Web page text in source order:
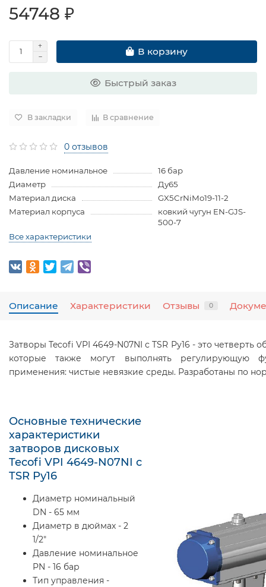
54748 ₽
В корзину
Быстрый заказ
В закладки В сравнение
0 отзывов
Давление номинальное
16 бар
Диаметр
Ду65
Материал диска
GX5CrNiMo19-11-2
Материал корпуса
ковкий чугун EN-GJS-
500-7
Все характеристики
Описание Характеристики Отзывы 0
Затворы Tecofi VPI 4649-N07NI с TSR Ру16 - это четверть
которые также могут выполнять регулирующую
применения: чистые невязкие среды. Разработаны по
Основные технические
характеристики
затворов дисковых
Tecofi VPI 4649-N07NI с
TSR Ру16
Диаметр номинальный
DN - 65 мм
Диаметр в дюймах - 2
1/2"
Давление номинальное
PN - 16 бар
Тип управления -